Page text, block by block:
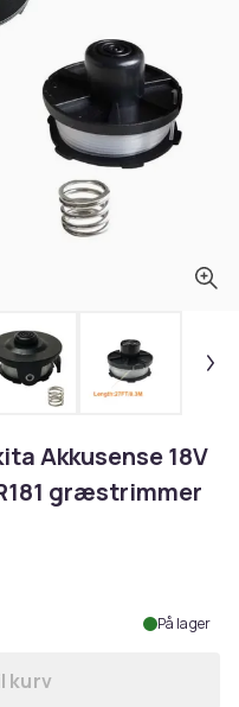
Akkusense 18V
græstrimmer
På lager
Trimmer trådspoler
kurv